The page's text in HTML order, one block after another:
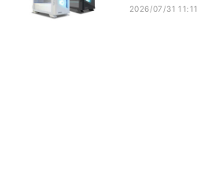
2026/07/31 11:11